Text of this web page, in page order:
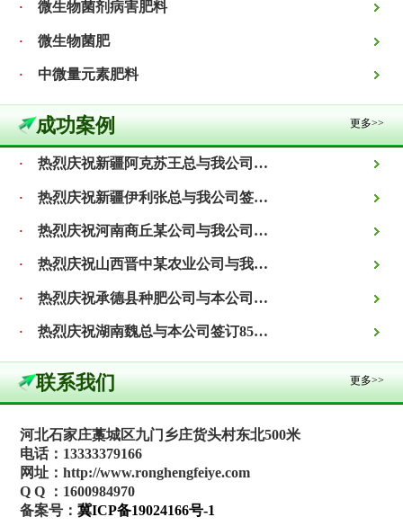
· 微生物菌剂病害肥料
· 微生物菌肥
· 中微量元素肥料
成功案例 更多>>
· 热烈庆祝新疆阿克苏王总与我公司签订800吨精制有机肥合同！
· 热烈庆祝新疆伊利张总与我公司签订1000吨精致有机肥合同！
· 热烈庆祝河南商丘某公司与我公司签订1000吨生物有机肥合同！
· 热烈庆祝山西晋中某农业公司与我公司签订3000吨有机肥合同！
· 热烈庆祝承德县种肥公司与本公司签订2000吨蔬菜专用有机肥合同！
· 热烈庆祝湖南魏总与本公司签订850吨阿维菌素有机肥合同！
联系我们 更多>>
河北石家庄藁城区九门乡庄货头村东北500米
电话：13333379166
网址：http://www.ronghengfeiye.com
Q Q ：1600984970
备案号：冀ICP备19024166号-1